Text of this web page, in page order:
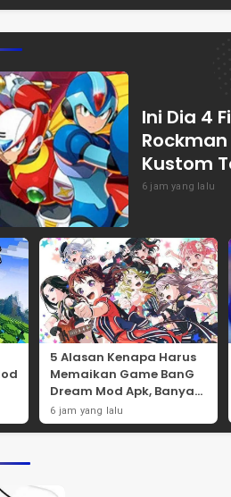
Ini Dia 4
Rockman
Kustom
6 jam yang lalu
5 Alasan Kenapa Harus
Memaikan Game BanG
Dream Mod Apk, Banyak
Karakter Uniknya Lho!
6 jam yang lalu